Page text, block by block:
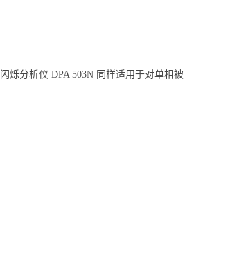
烁分析仪 DPA 503N 同样适用于对单相被